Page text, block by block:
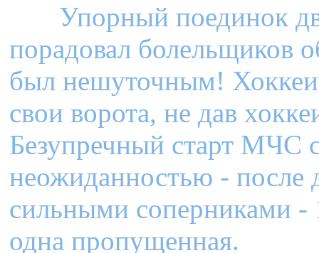
Упорный поединок
порадовал болельщиков
был нешуточным!
свои ворота, не дав
Безупречный старт МЧС
неожиданностью - после
сильными соперниками
одна пропущенная.